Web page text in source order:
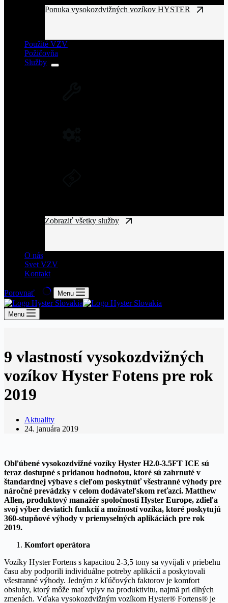
Ponuka vysokozdvižných vozíkov HYSTER
Použité VZV
Požičovňa
Služby
Zobraziť všetky služby
O nás
Svet VZV
Kontakt
Porovnať Menu
Menu
9 vlastností vysokozdvižných
vozíkov Hyster Fotens pre rok
2019
Aktuality
24. januára 2019
Obľúbené vysokozdvižné vozíky Hyster H2.0-3.5FT ICE sú
teraz dostupné s pridanou hodnotou, ktoré sú zahrnuté v
štandardnej výbave s cieľom poskytnúť všestranné výhody pre
náročné prevádzky v celom dodávateľskom reťazci. Matthew
Allen, produktový manažér spoločnosti Hyster Europe, zdieľa
svoj výber deviatich funkcií a možností vozíka, ktoré poskytujú
360-stupňové výhody v priemyselných aplikáciách pre rok
2019.
Komfort operátora
Vozíky Hyster Fortens s kapacitou 2-3,5 tony sa vyvíjali v priebehu
času aby podporili individuálne potreby aplikácií a poskytovali
všestranné výhody. Jedným z kľúčových faktorov je komfort
obsluhy, ktorý môže mať vplyv na produktivitu, najmä pri dlhých
zmenách. Vďaka vysokozdvižným vozíkom Hyster® Fortens® je